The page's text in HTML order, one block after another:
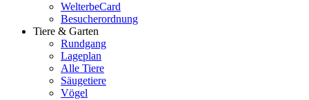
WelterbeCard
Besucherordnung
Tiere & Garten
Rundgang
Lageplan
Alle Tiere
Säugetiere
Vögel